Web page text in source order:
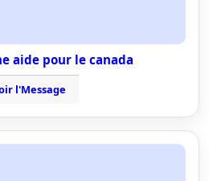
aide pour le canada
l'Message